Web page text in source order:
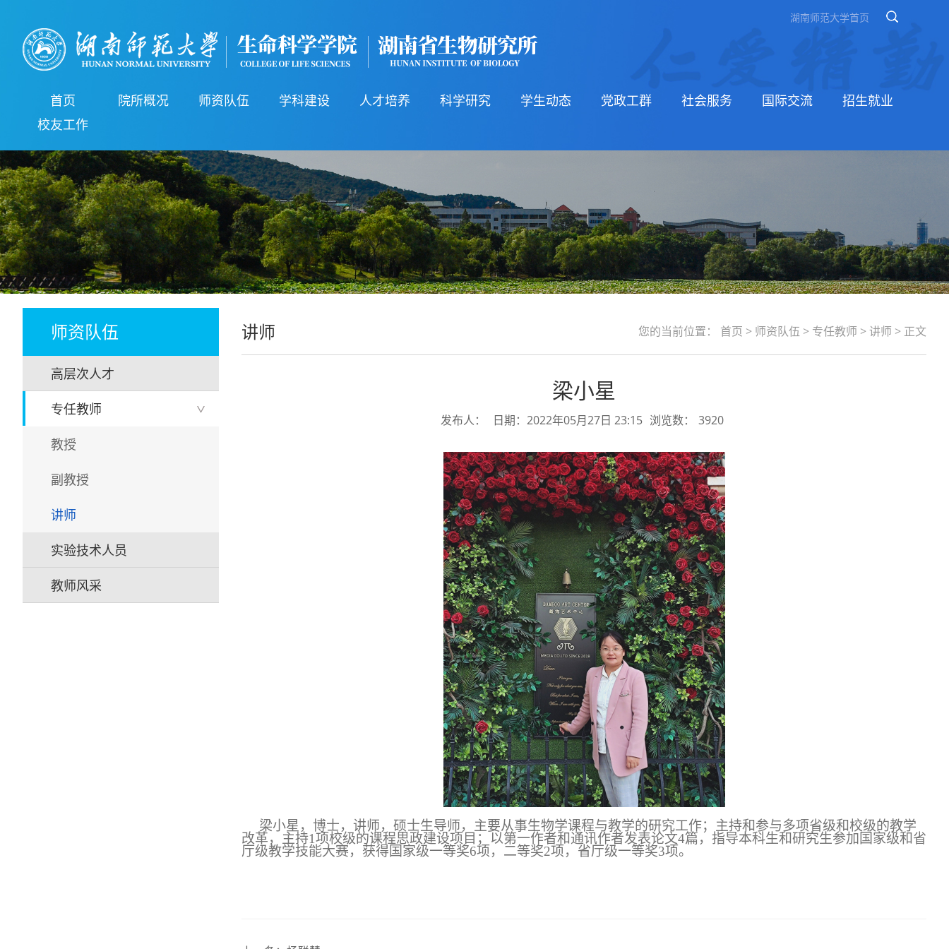
湖南师范大学首页
首页 院所概况 师资队伍 学科建设 人才培养 科学研究 学生动态 党政工群 社会服务 国际交流
招生就业
校友工作
师资队伍
高层次人才
专任教师 >
教授
副教授
讲师
实验技术人员
教师风采
讲师 您的当前位置： 首页 > 师资队伍 > 专任教师 > 讲师 > 正文
梁小星
发布人： 日期：2022年05月27日 23:15 浏览数： 3920
梁小星，博士，讲师，硕士生导师，主要从事生物学课程与教学的研究工作；主持和参与多项省级和校级的教学
改革，主持1项校级的课程思政建设项目； 以第一作者和通讯作者发表论文4篇， 指导本科生和研究生参加国家级和省
厅级教学技能大赛，获得国家级一等奖6项，二等奖2项，省厅级一等奖3项。